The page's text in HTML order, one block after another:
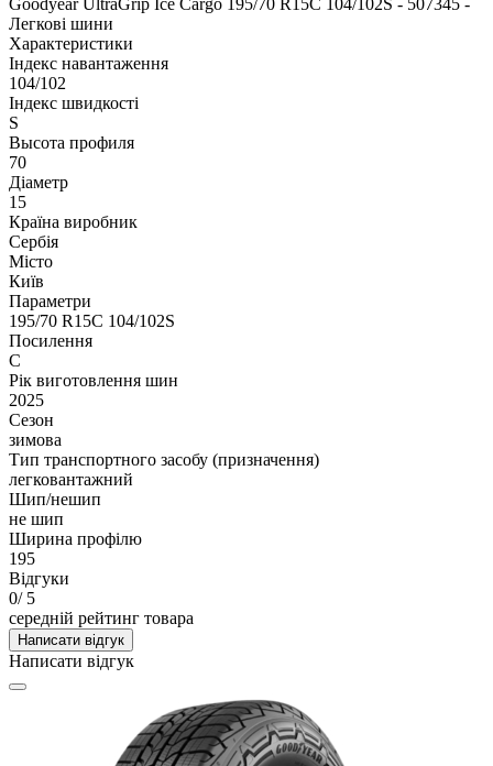
Легкові шини
Характеристики
Індекс навантаження
104/102
Індекс швидкості
S
Высота профиля
70
Діаметр
15
Країна виробник
Сербія
Місто
Київ
Параметри
195/70 R15C 104/102S
Посилення
C
Рік виготовлення шин
2025
Сезон
зимова
Тип транспортного засобу (призначення)
легковантажний
Шип/нешип
не шип
Ширина профілю
195
Відгуки
0/ 5
середній рейтинг товара
Написати відгук
Написати відгук